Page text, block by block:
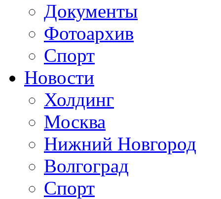
Документы
Фотоархив
Спорт
Новости
Холдинг
Москва
Нижний Новгород
Волгоград
Спорт